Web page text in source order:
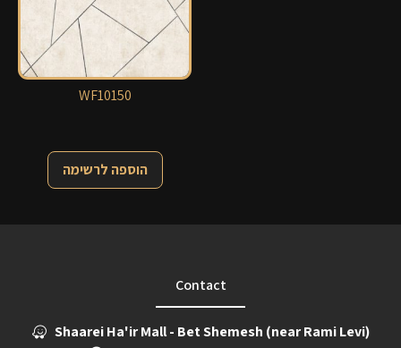
WF10150
הוספה לרשימה
Contact
Shaarei Ha'ir Mall - Bet Shemesh (near Rami Levi)